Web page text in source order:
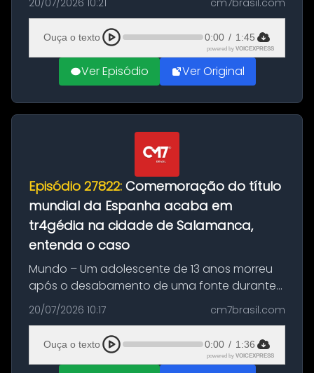
quilos de entorpecentes em uma
embarcação atracada no porto da cidade. O
materia...
20/07/2026 10:21 cm7brasil.com
Ouça o texto 0:00 / 1:45
powered by VOICEXPRESS
Ver Episódio Ver Original
Episódio 27822: Comemoração do título
mundial da Espanha acaba em
tr4gédia na cidade de Salamanca,
entenda o caso
Mundo – Um adolescente de 13 anos morreu
após o desabamento de uma fonte durante
as comemorações pelo título da Copa do
Mundo conquistado pela Espanha, em
Ciudad Rodrigo, na província de Salamanca,
no...
20/07/2026 10:17 cm7brasil.com
Ouça o texto 0:00 / 1:36
powered by VOICEXPRESS